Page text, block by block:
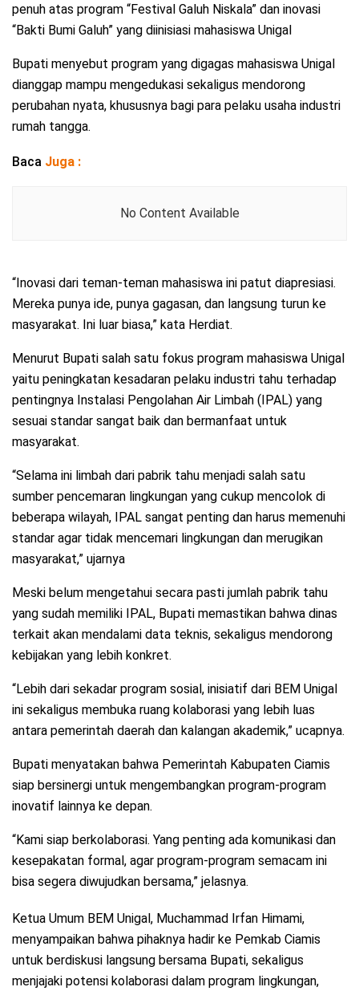
penuh atas program “Festival Galuh Niskala” dan inovasi
“Bakti Bumi Galuh” yang diinisiasi mahasiswa Unigal
Bupati menyebut program yang digagas mahasiswa Unigal
dianggap mampu mengedukasi sekaligus mendorong
perubahan nyata, khususnya bagi para pelaku usaha industri
rumah tangga.
Baca Juga :
No Content Available
“Inovasi dari teman-teman mahasiswa ini patut diapresiasi.
Mereka punya ide, punya gagasan, dan langsung turun ke
masyarakat. Ini luar biasa,” kata Herdiat.
Menurut Bupati salah satu fokus program mahasiswa Unigal
yaitu peningkatan kesadaran pelaku industri tahu terhadap
pentingnya Instalasi Pengolahan Air Limbah (IPAL) yang
sesuai standar sangat baik dan bermanfaat untuk
masyarakat.
“Selama ini limbah dari pabrik tahu menjadi salah satu
sumber pencemaran lingkungan yang cukup mencolok di
beberapa wilayah, IPAL sangat penting dan harus memenuhi
standar agar tidak mencemari lingkungan dan merugikan
masyarakat,” ujarnya
Meski belum mengetahui secara pasti jumlah pabrik tahu
yang sudah memiliki IPAL, Bupati memastikan bahwa dinas
terkait akan mendalami data teknis, sekaligus mendorong
kebijakan yang lebih konkret.
“Lebih dari sekadar program sosial, inisiatif dari BEM Unigal
ini sekaligus membuka ruang kolaborasi yang lebih luas
antara pemerintah daerah dan kalangan akademik,” ucapnya.
Bupati menyatakan bahwa Pemerintah Kabupaten Ciamis
siap bersinergi untuk mengembangkan program-program
inovatif lainnya ke depan.
“Kami siap berkolaborasi. Yang penting ada komunikasi dan
kesepakatan formal, agar program-program semacam ini
bisa segera diwujudkan bersama,” jelasnya.
Ketua Umum BEM Unigal, Muchammad Irfan Himami,
menyampaikan bahwa pihaknya hadir ke Pemkab Ciamis
untuk berdiskusi langsung bersama Bupati, sekaligus
menjajaki potensi kolaborasi dalam program lingkungan,